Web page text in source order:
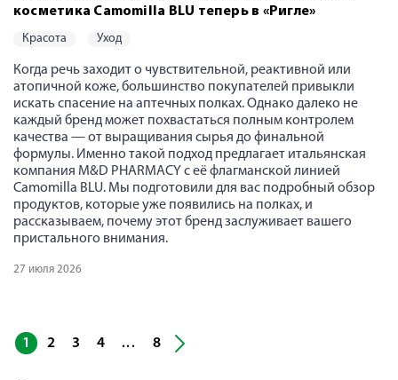
косметика Camomilla BLU теперь в «Ригле»
красота уход
Когда речь заходит о чувствительной, реактивной или
атопичной коже, большинство покупателей привыкли
искать спасение на аптечных полках. Однако далеко не
каждый бренд может похвастаться полным контролем
качества — от выращивания сырья до финальной
формулы. Именно такой подход предлагает итальянская
компания M&D PHARMACY с её флагманской линией
Camomilla BLU. Мы подготовили для вас подробный обзор
продуктов, которые уже появились на полках, и
рассказываем, почему этот бренд заслуживает вашего
пристального внимания.
27 июля 2026
1 2 3 4 ... 8